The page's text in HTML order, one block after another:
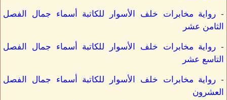
- رواية مخابرات خلف الأسوار للكاتبة أسماء جمال الفصل
الثامن عشر
- رواية مخابرات خلف الأسوار للكاتبة أسماء جمال الفصل
التاسع عشر
- رواية مخابرات خلف الأسوار للكاتبة أسماء جمال الفصل
العشرون